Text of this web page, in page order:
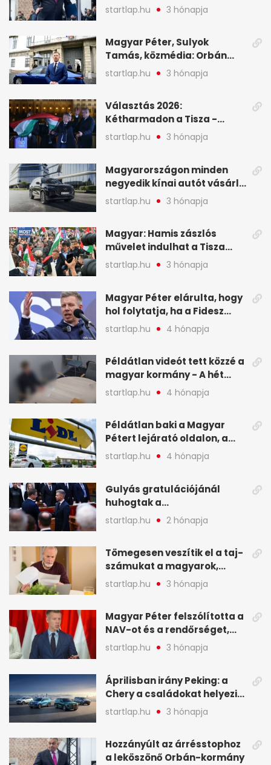
startlap.hu 3 hónapja
Magyar Péter, Sulyok
Tamás, közmédia: Orbán
Viktor április 13. óta hallgat,
közben pörögnek az
startlap.hu 3 hónapja
Választás 2026:
Kétharmadon a Tisza -
mutatjuk, hogyan alakulnak
a mandátumok
startlap.hu 3 hónapja
Magyarországon minden
negyedik kínai autót vásárló
a Chery mellett döntött (X)
startlap.hu 3 hónapja
Magyar: Hamis zászlós
művelet indulhat a Tisza
ellen a választás napján - A
hét legfontosabb eseményei
startlap.hu 3 hónapja
Magyar Péter elárulta, hogy
hol folytatja, ha a Fidesz
nyeri a választást - A hét
legfontosabb hírei
startlap.hu 4 hónapja
Példátlan videót tett közzé a
magyar kormány - A hét
legfontosabb hírei
képekben
startlap.hu 4 hónapja
Példátlan baki a Magyar
Pétert lejárató oldalon, a
Lidlnek azonnal lépnie
kellett - A hét legfontosabb
startlap.hu 4 hónapja
Gulyás gratulációjánál
huhogtak a
leghangosabban, miután
Magyart miniszterelnökké
legfontosabb hírei
képekben
startlap.hu 2 hónapja
Tömegesen veszítik el a taj-
számukat a magyarok,
sokak ellen eljárást indít a
NAV - A hét hírei képekben
startlap.hu 3 hónapja
Magyar Péter felszólította a
NAV-ot és a rendőrséget,
tartóztassák le a NER-es
oligarchákat - A hét
startlap.hu 3 hónapja
Áprilisban irány Peking: a
Chery a családokat helyezi
globális mobilitási
programja középpontjába
startlap.hu 3 hónapja
Hozzányúlt az árrésstophoz
a leköszönő Orbán-kormány